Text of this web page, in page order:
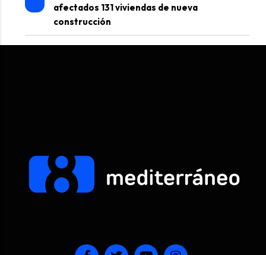
afectados 131 viviendas de nueva
construcción